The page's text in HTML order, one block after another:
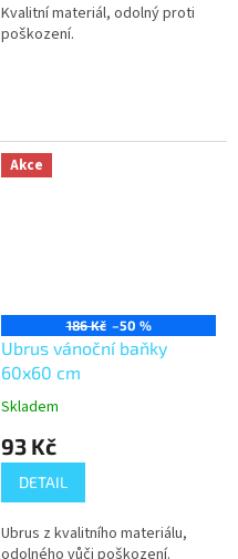
Kvalitní materiál, odolný proti
poškození.
Akce
186 Kč –50 %
Ubrus vánoční baňky
60x60 cm
Skladem
93 Kč
DETAIL
Ubrus z kvalitního materiálu,
odolného vůči poškození.